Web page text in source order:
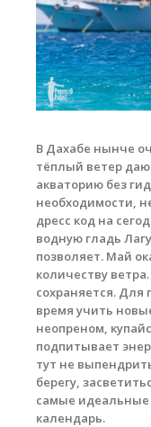
В Дахабе нынче
тёплый ветер
акваторию без
необходимости,
дресс код на
водную гладь
позволяет. Май
количеству
сохраняется. Для
время учить
неопреном,
подпитывает
тут не
берегу,
самые идеальные
календарь.